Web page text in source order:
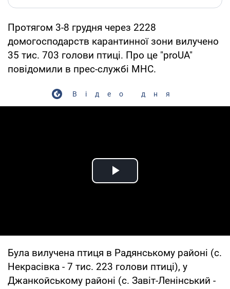
Протягом 3-8 грудня через 2228
домогосподарств карантинної зони вилучено
35 тис. 703 голови птиці. Про це "proUA"
повідомили в прес-службі МНС.
Відео дня
Play Video
Була вилучена птиця в Радянському районі (с.
Некрасівка - 7 тис. 223 голови птиці), у
Джанкойському районі (с. Завіт-Ленінський -